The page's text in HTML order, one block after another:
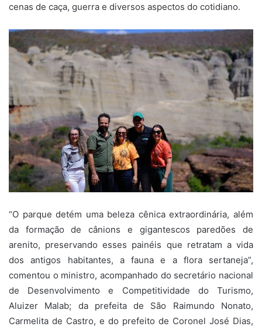
cenas de caça, guerra e diversos aspectos do cotidiano.
“O parque detém uma beleza cênica extraordinária, além
da formação de cânions e gigantescos paredões de
arenito, preservando esses painéis que retratam a vida
dos antigos habitantes, a fauna e a flora sertaneja”,
comentou o ministro, acompanhado do secretário nacional
de Desenvolvimento e Competitividade do Turismo,
Aluizer Malab; da prefeita de São Raimundo Nonato,
Carmelita de Castro, e do prefeito de Coronel José Dias,